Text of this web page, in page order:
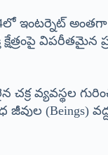
ఇంటర్నెట్ అంతగా
విపరీతమైన
వ్యవస్థల
(Beings)